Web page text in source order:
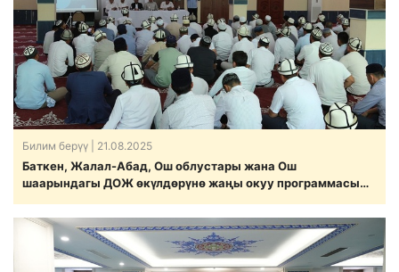
Билим берүү | 21.08.2025
Баткен, Жалал-Абад, Ош облустары жана Ош
шаарындагы ДОЖ өкүлдөрүнө жаңы окуу программасы